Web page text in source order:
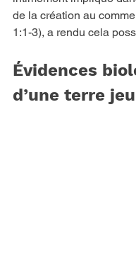
de la création au
1:1-3), a rendu cela
Évidences
d’une terre